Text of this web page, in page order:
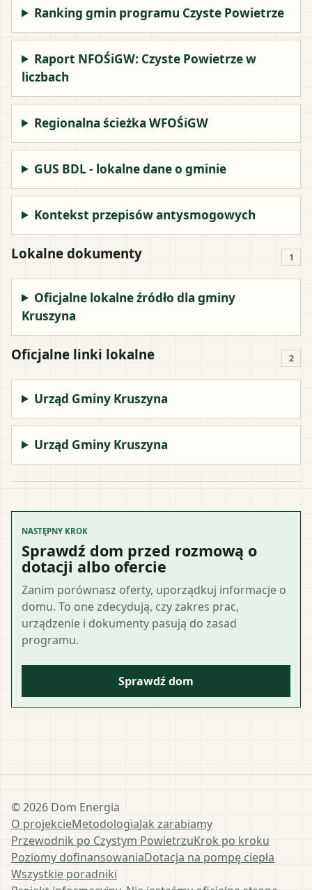
Ranking gmin programu Czyste Powietrze
Raport NFOŚiGW: Czyste Powietrze w
liczbach
Regionalna ścieżka WFOŚiGW
GUS BDL - lokalne dane o gminie
Kontekst przepisów antysmogowych
Lokalne dokumenty 1
Oficjalne lokalne źródło dla gminy
Kruszyna
Oficjalne linki lokalne 2
Urząd Gminy Kruszyna
Urząd Gminy Kruszyna
NASTĘPNY KROK
Sprawdź dom przed rozmową o
dotacji albo ofercie
Zanim porównasz oferty, uporządkuj informacje o
domu. To one zdecydują, czy zakres prac,
urządzenie i dokumenty pasują do zasad
programu.
Sprawdź dom
©2026 Dom Energia
O projekcieMetodologiaJak zarabiamy
Przewodnik po Czystym PowietrzuKrok po kroku
Poziomy dofinansowaniaDotacja na pompę ciepła
Wszystkie poradniki